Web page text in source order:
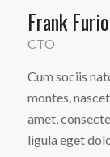
Frank
CTO
Cum sociis
montes,
amet,
ligula eget